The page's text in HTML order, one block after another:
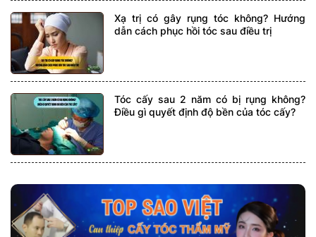
Xạ trị có gây rụng tóc không? Hướng
dẫn cách phục hồi tóc sau điều trị
Tóc cấy sau 2 năm có bị rụng không?
Điều gì quyết định độ bền của tóc cấy?